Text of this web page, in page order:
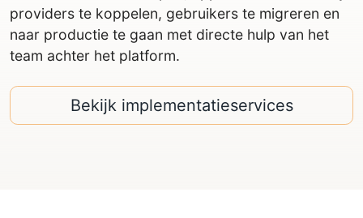
providers te koppelen, gebruikers te migreren en
naar productie te gaan met directe hulp van het
team achter het platform.
Bekijk implementatieservices